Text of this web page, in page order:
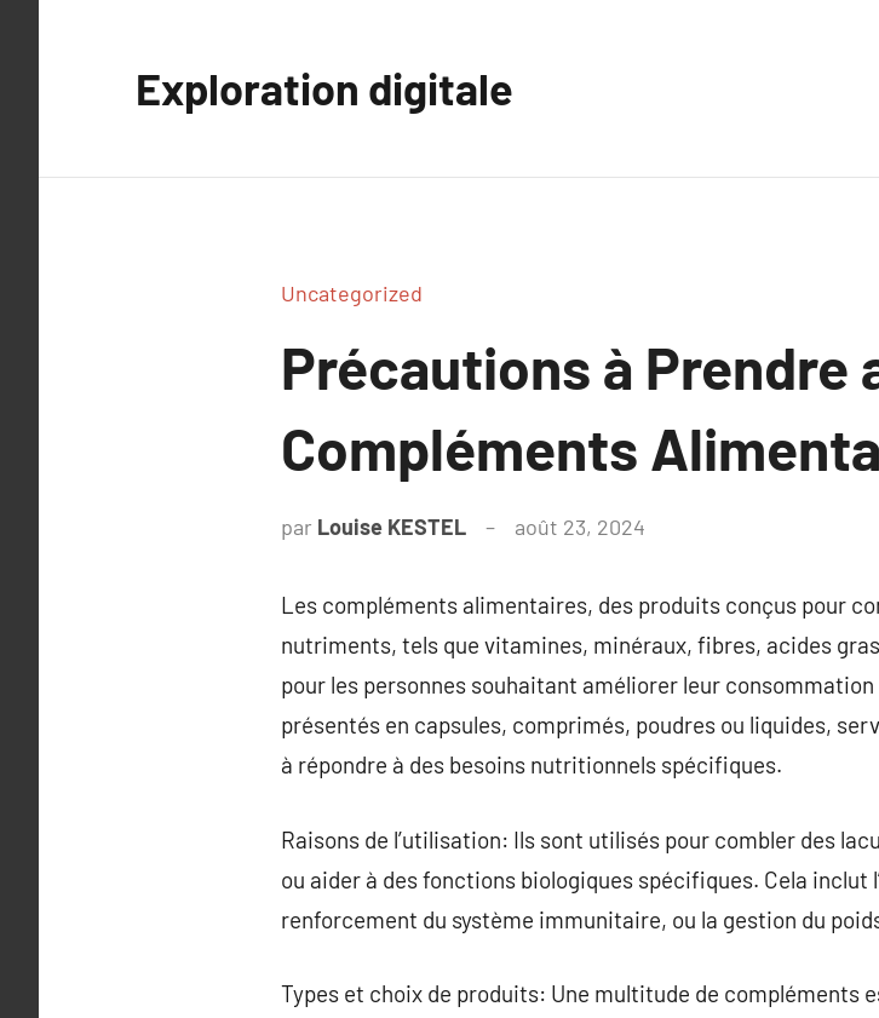
Exploration digitale
Uncategorized
Précautions à Prendre
Compléments
par Louise KESTEL août 23, 2024
Les compléments alimentaires, des produits conçus pour
nutriments, tels que vitamines, minéraux, fibres, acides
pour les personnes souhaitant améliorer leur
présentés en capsules, comprimés, poudres ou liquides,
à répondre à des besoins nutritionnels spécifiques.
Raisons de l’utilisation: Ils sont utilisés pour combler des
ou aider à des fonctions biologiques spécifiques. Cela inclut
renforcement du système immunitaire, ou la gestion du
Types et choix de produits: Une multitude de compléments